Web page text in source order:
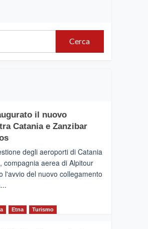
Cerca
il nuovo
Catania e Zanzibar
degli aeroporti di Catania
compagnia aerea di Alpitour
l'avvio del nuovo collegamento
Etna Turismo